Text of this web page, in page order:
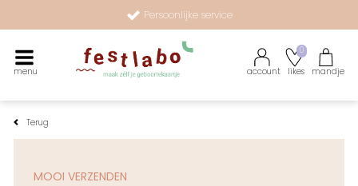
Persoonlijke service
menu account likes
0
mandje
Terug
MOOI VERZENDEN